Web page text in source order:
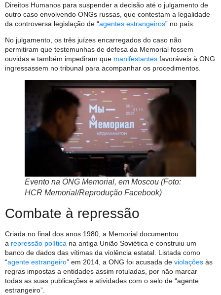
Direitos Humanos para suspender a decisão até o julgamento de
outro caso envolvendo ONGs russas, que contestam a legalidade
da controversa legislação de “agentes estrangeiros” no país.
No julgamento, os três juízes encarregados do caso não
permitiram que testemunhas de defesa da Memorial fossem
ouvidas e também impediram que manifestantes favoráveis à ONG
ingressassem no tribunal para acompanhar os procedimentos.
Evento na ONG Memorial, em Moscou (Foto:
HCR Memorial/Reprodução Facebook)
Combate à repressão
Criada no final dos anos 1980, a Memorial documentou
a repressão política na antiga União Soviética e construiu um
banco de dados das vítimas da violência estatal. Listada como
“agente estrangeiro” em 2014, a ONG foi acusada de violações às
regras impostas a entidades assim rotuladas, por não marcar
todas as suas publicações e atividades com o selo de “agente
estrangeiro”.